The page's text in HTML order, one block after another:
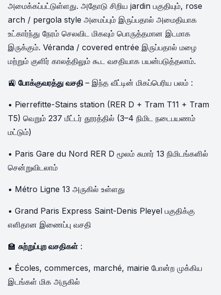
அமைக்கப்பட்டுள்ளது. அதோடு சிறிய jardin பகுதியும், rose
arch / pergola style அமைப்பும் இருப்பதால் அமைதியாக
உட்கார்ந்து நேரம் செலவிட மிகவும் பொருத்தமான இடமாக
இருக்கும். Véranda / covered entrée இருப்பதால் மழை
மற்றும் குளிர் காலத்திலும் கூட வசதியாக பயன்படுத்தலாம்.
🚉 போக்குவரத்து வசதி – இந்த வீட்டின் மிகப்பெரிய பலம் :
• Pierrefitte-Stains station (RER D + Tram T11 + Tram
T5) வெறும் 237 மீட்டர் தூரத்தில் (3–4 நிமிட நடைபயணம்
மட்டும்)
• Paris Gare du Nord RER D மூலம் சுமார் 13 நிமிடங்களில்
சென்றுவிடலாம்
• Métro Ligne 13 அருகில் உள்ளது
• Grand Paris Express Saint-Denis Pleyel பகுதிக்கு
எளிதான இணைப்பு வசதி
🏫 சுற்றுப்புற வசதிகள் :
• Écoles, commerces, marché, mairie போன்ற முக்கிய
இடங்கள் மிக அருகில்